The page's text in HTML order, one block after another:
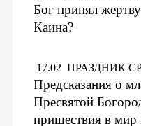
Бог принял
Каина?
17.02
Предсказания о
Пресвятой